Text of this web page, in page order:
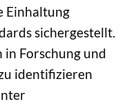
Einhaltung
sichergestellt.
Forschung und
identifizieren